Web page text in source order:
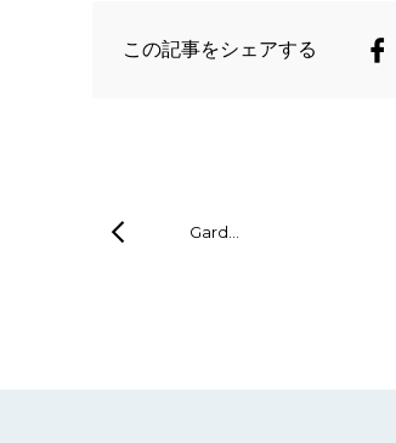
この記事をシェアする
Gard…